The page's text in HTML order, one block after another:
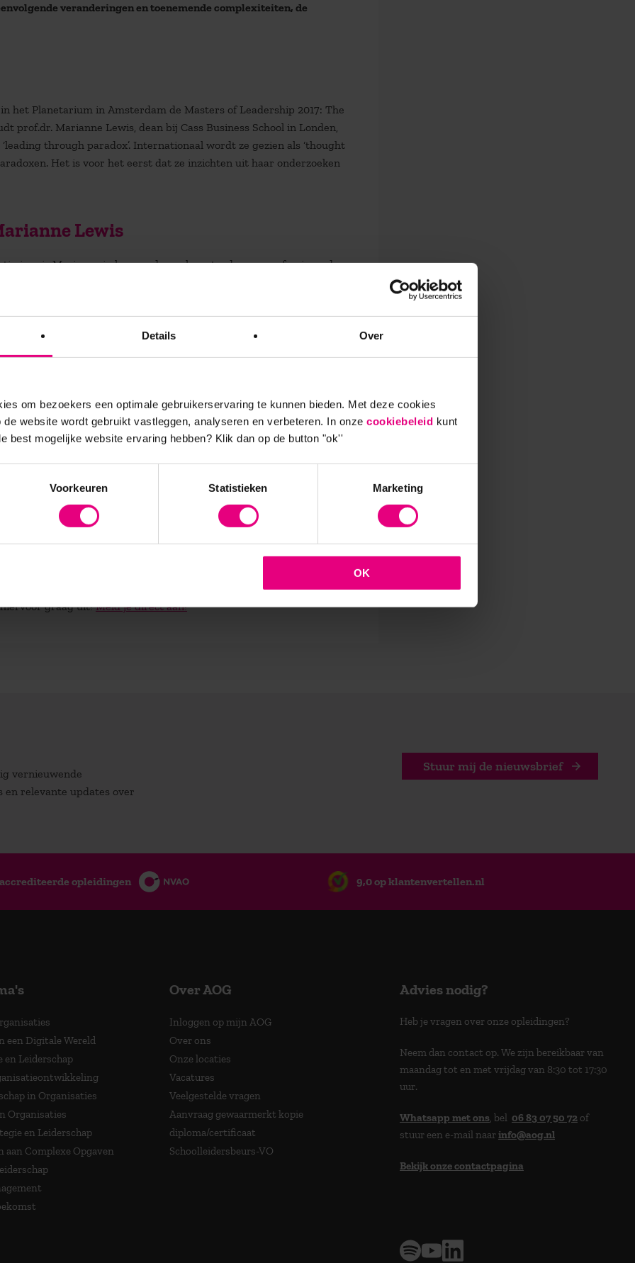
Details Over
om bezoekers een optimale gebruikerservaring te kunnen bieden. Met deze cookies
de website wordt gebruikt vastleggen, analyseren en verbeteren. In onze cookiebeleid kunt
best mogelijke website ervaring hebben? Klik dan op de button "ok''
Voorkeuren Statistieken Marketing
OK
veranderingen en toenemende complexiteiten, de
het Planetarium in Amsterdam de Masters of Leadership 2017: The
prof.dr. Marianne Lewis, dean bij Cass Business School in Londen,
through paradox’. Internationaal wordt ze gezien als ‘thought
Het is voor het eerst dat ze inzichten uit haar onderzoeken
Lewis
jaar is Marianne in haar onderzoeken steeds meer gefascineerd
vs. sociale aspiraties
denkende leiders eerder de nadruk leggen op synergie en
worden opgenomen in toonaangevende vakbladen
Journal, en Organization Science. Op dit moment werkt ze aan
en Thriving: A Paradox Approach to Leadership.
hiervoor graag uit!Meld je direct aan!
vernieuwende
en relevante updates over
Stuur mij de nieuwsbrief
opleidingen 9,0 op klantenvertellen.nl
een Digitale Wereld
en Leiderschap
in Organisaties
Organisaties
en Leiderschap
aan Complexe Opgaven
Over AOG
Inloggen op mijn AOG
Over ons
Onze locaties
Vacatures
Veelgestelde vragen
Aanvraag gewaarmerkt kopie
diploma/certificaat
Schoolleidersbeurs-VO
Advies nodig?
Heb je vragen over onze opleidingen?
Neem dan contact op. We zijn bereikbaar van
maandag tot en met vrijdag van 8:30 tot 17:30
uur.
Whatsapp met ons, bel 06 83 07 50 72 of
stuur een e-mail naarinfo@aog.nl
Bekijk onze contactpagina